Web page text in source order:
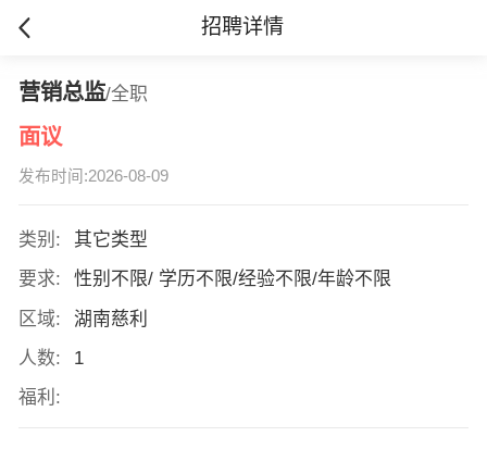
招聘详情
营销总监/全职
面议
发布时间:2026-08-09
类别:
其它类型
要求:
性别不限/ 学历不限/经验不限/年龄不限
区域:
湖南慈利
人数:
1
福利: